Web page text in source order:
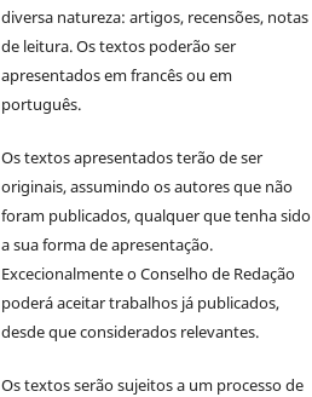
diversa natureza: artigos, recensões, notas
de leitura. Os textos poderão ser
apresentados em francês ou em
português.
Os textos apresentados terão de ser
originais, assumindo os autores que não
foram publicados, qualquer que tenha sido
a sua forma de apresentação.
Excecionalmente o Conselho de Redação
poderá aceitar trabalhos já publicados,
desde que considerados relevantes.
Os textos serão sujeitos a um processo de